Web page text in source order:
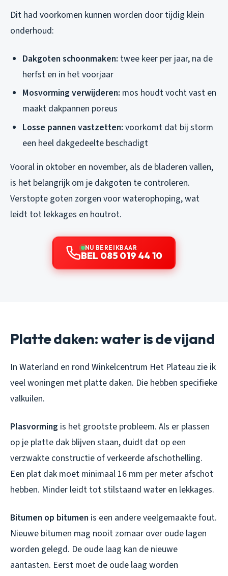
Dit had voorkomen kunnen worden door tijdig klein
onderhoud:
Dakgoten schoonmaken: twee keer per jaar, na de
herfst en in het voorjaar
Mosvorming verwijderen: mos houdt vocht vast en
maakt dakpannen poreus
Losse pannen vastzetten: voorkomt dat bij storm
een heel dakgedeelte beschadigt
Vooral in oktober en november, als de bladeren vallen,
is het belangrijk om je dakgoten te controleren.
Verstopte goten zorgen voor waterophoping, wat
leidt tot lekkages en houtrot.
NU BEREIKBAAR
BEL 085 019 44 10
Platte daken: water is de vijand
In Waterland en rond Winkelcentrum Het Plateau zie ik
veel woningen met platte daken. Die hebben specifieke
valkuilen.
Plasvorming is het grootste probleem. Als er plassen
op je platte dak blijven staan, duidt dat op een
verzwakte constructie of verkeerde afschothelling.
Een plat dak moet minimaal 16 mm per meter afschot
hebben. Minder leidt tot stilstaand water en lekkages.
Bitumen op bitumen is een andere veelgemaakte fout.
Nieuwe bitumen mag nooit zomaar over oude lagen
worden gelegd. De oude laag kan de nieuwe
aantasten. Eerst moet de oude laag worden